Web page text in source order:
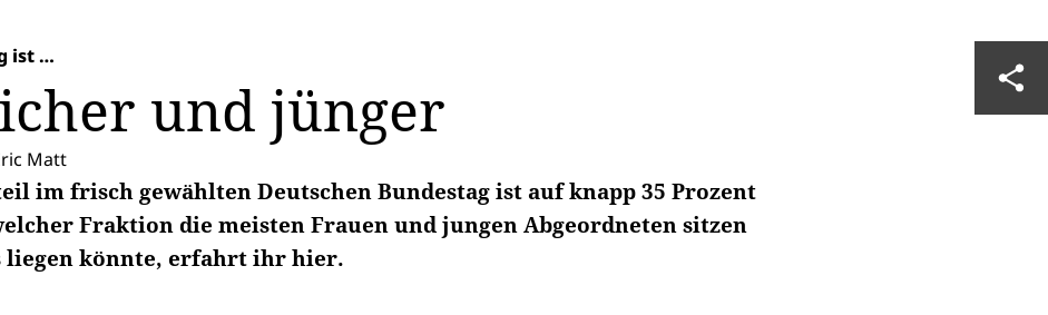
ist …
und jünger
Matt
im frisch gewählten Deutschen Bundestag ist auf knapp 35 Prozent
Fraktion die meisten Frauen und jungen Abgeordneten sitzen
liegen könnte, erfahrt ihr hier.